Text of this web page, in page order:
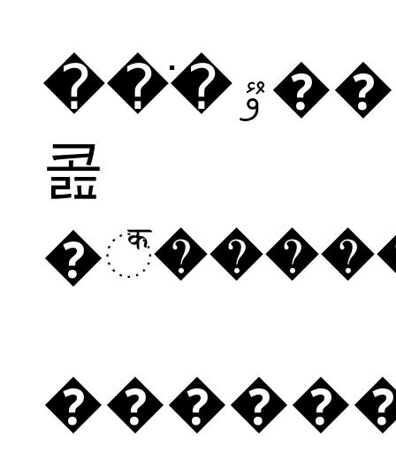
���ֹٷ���è�
콢